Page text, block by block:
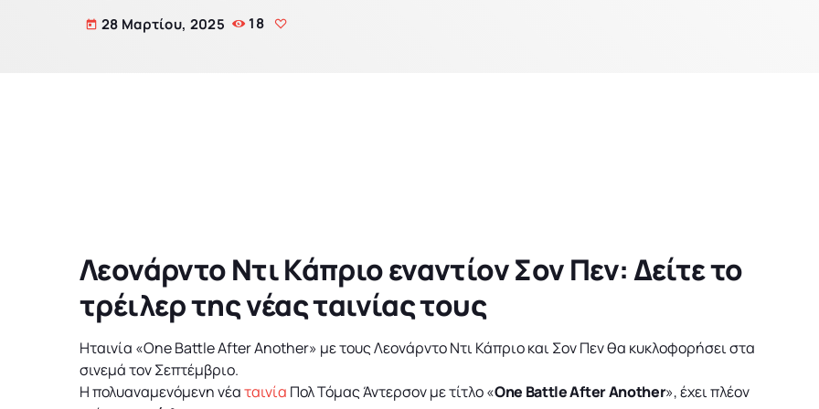
Ελληνικά
today 28 Μαρτίου, 2025 18
Λεονάρντο Ντι Κάπριο εναντίον Σον Πεν: Δείτε το
τρέιλερ της νέας ταινίας τους
Ηταινία «One Battle After Another» με τους Λεονάρντο Ντι Κάπριο και Σον Πεν θα κυκλοφορήσει στα
σινεμά τον Σεπτέμβριο.
Η πολυαναμενόμενη νέαταινία Πολ Τόμας Άντερσον με τίτλο «One Battle After Another», έχει πλέον